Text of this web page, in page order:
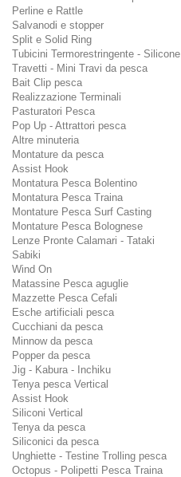
Perline e Rattle
Salvanodi e stopper
Split e Solid Ring
Tubicini Termorestringente - Silicone
Travetti - Mini Travi da pesca
Bait Clip pesca
Realizzazione Terminali
Pasturatori Pesca
Pop Up - Attrattori pesca
Altre minuteria
Montature da pesca
Assist Hook
Montatura Pesca Bolentino
Montatura Pesca Traina
Montature Pesca Surf Casting
Montature Pesca Bolognese
Lenze Pronte Calamari - Tataki
Sabiki
Wind On
Matassine Pesca aguglie
Mazzette Pesca Cefali
Esche artificiali pesca
Cucchiani da pesca
Minnow da pesca
Popper da pesca
Jig - Kabura - Inchiku
Tenya pesca Vertical
Assist Hook
Siliconi Vertical
Tenya da pesca
Siliconici da pesca
Unghiette - Testine Trolling pesca
Octopus - Polipetti Pesca Traina